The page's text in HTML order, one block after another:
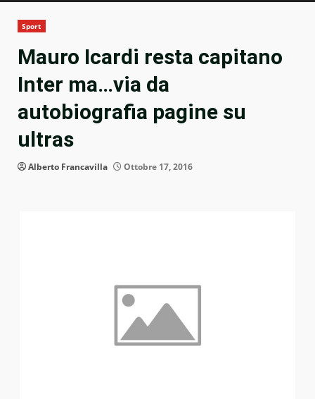
Sport
Mauro Icardi resta capitano
Inter ma…via da
autobiografia pagine su
ultras
Alberto Francavilla Ottobre 17, 2016